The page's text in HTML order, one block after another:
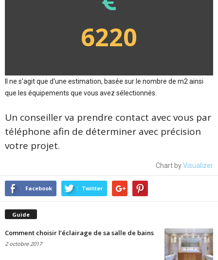
6220
Il ne s'agit que d'une estimation, basée sur le nombre de m2 ainsi
que les équipements que vous avez sélectionnés.
Un conseiller va prendre contact avec vous par
téléphone afin de déterminer avec précision
votre projet.
Chart byVisualizer
Facebook Twitter
Guide
Comment choisir l’éclairage de sa salle de bains
2 octobre 2017